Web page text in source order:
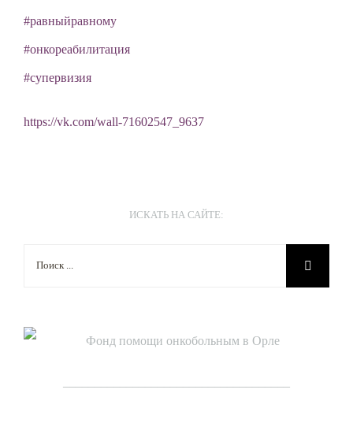
#равныйравному
#онкореабилитация
#супервизия
https://vk.com/wall-71602547_9637
ИСКАТЬ НА САЙТЕ: